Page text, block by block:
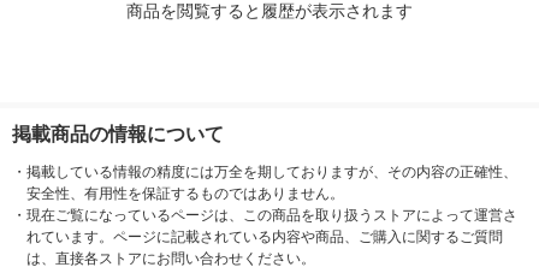
商品を閲覧すると履歴が表示されます
掲載商品の情報について
・ 掲載している情報の精度には万全を期しておりますが、その内容の正確性、
安全性、有用性を保証するものではありません。
・ 現在ご覧になっているページは、この商品を取り扱うストアによって運営さ
れています。ページに記載されている内容や商品、ご購入に関するご質問
は、直接各ストアにお問い合わせください。